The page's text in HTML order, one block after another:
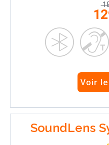
Voir
SoundLens